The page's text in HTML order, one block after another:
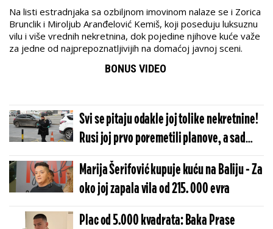
Na listi estradnjaka sa ozbiljnom imovinom nalaze se i Zorica
Brunclik i Miroljub Aranđelović Kemiš, koji poseduju luksuznu
vilu i više vrednih nekretnina, dok pojedine njihove kuće važe
za jedne od najprepoznatljivijih na domaćoj javnoj sceni.
BONUS VIDEO
Svi se pitaju odakle joj tolike nekretnine!
Rusi joj prvo poremetili planove, a sad
zgrće ozbiljnu lovu
Marija Šerifović kupuje kuću na Baliju - Za
oko joj zapala vila od 215. 000 evra
Plac od 5.000 kvadrata: Baka Prase